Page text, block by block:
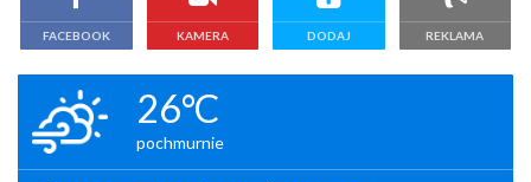
FACEBOOK KAMERA DODAJ REKLAMA
26°C
pochmurnie